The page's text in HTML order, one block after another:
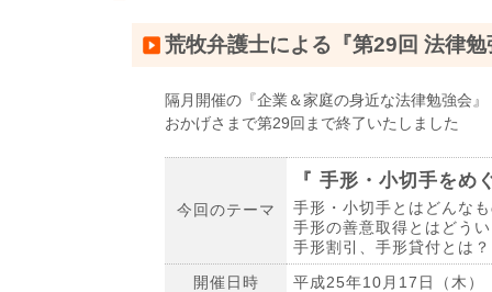
荒牧弁護士による『第29回 法律
隔月開催の『企業＆家庭の身近な法律勉強会』
おかげさまで第29回まで終了いたしました
今回のテーマ
『 手形・小切手をめ
手形・小切手とはどんな
手形の善意取得とはどう
手形割引、手形貸付と
開催日時
平成25年10月17日（木